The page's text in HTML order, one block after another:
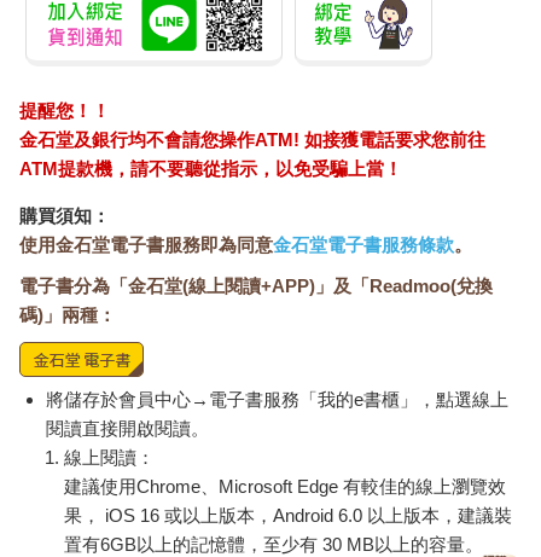
提醒您！！
金石堂及銀行均不會請您操作ATM! 如接獲電話要求您前往
ATM提款機，請不要聽從指示，以免受騙上當！
購買須知：
使用金石堂電子書服務即為同意金石堂電子書服務條款。
電子書分為「金石堂(線上閱讀+APP)」及「Readmoo(兌換
碼)」兩種：
將儲存於會員中心→電子書服務「我的e書櫃」，點選線上
閱讀直接開啟閱讀。
線上閱讀：
建議使用Chrome、Microsoft Edge 有較佳的線上瀏覽效
果， iOS 16 或以上版本，Android 6.0 以上版本，建議裝
置有6GB以上的記憶體，至少有 30 MB以上的容量。